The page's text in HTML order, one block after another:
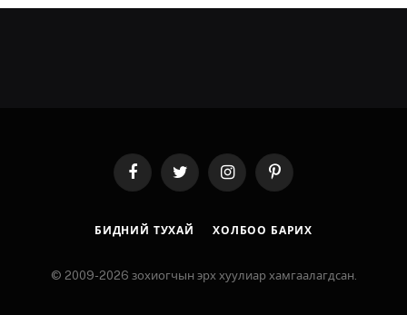
FacebookTwitter InstagramPinterest
БИДНИЙ ТУХАЙ ХОЛБОО БАРИХ
© 2009-2026 зохиогчын эрх хуулиар хамгаалагдсан.